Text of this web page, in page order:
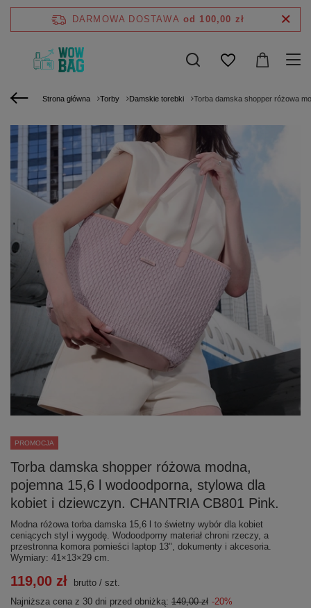
DARMOWA DOSTAWA od 100,00 zł
Strona główna Torby Damskie torebki Torba damska shopper różowa
PROMOCJA
Torba damska shopper różowa modna,
pojemna 15,6 l wodoodporna, stylowa dla
kobiet i dziewczyn. CHANTRIA CB801 Pink.
Modna różowa torba damska 15,6 l to świetny wybór dla kobiet
ceniących styl i wygodę. Wodoodporny materiał chroni rzeczy, a
przestronna komora pomieści laptop 13", dokumenty i akcesoria.
Wymiary: 41×13×29 cm.
119,00 zł brutto / szt.
Najniższa cena z 30 dni przed obniżką: 149,00 zł -20%